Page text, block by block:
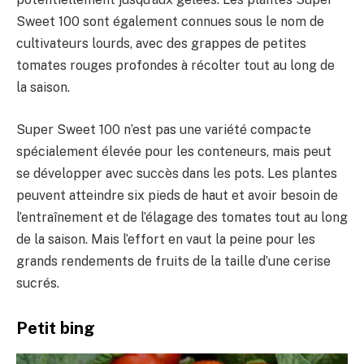
Sweet 100 sont également connues sous le nom de
cultivateurs lourds, avec des grappes de petites
tomates rouges profondes à récolter tout au long de
la saison.
Super Sweet 100 n’est pas une variété compacte
spécialement élevée pour les conteneurs, mais peut
se développer avec succès dans les pots. Les plantes
peuvent atteindre six pieds de haut et avoir besoin de
l’entraînement et de l’élagage des tomates tout au long
de la saison. Mais l’effort en vaut la peine pour les
grands rendements de fruits de la taille d’une cerise
sucrés.
Petit bing